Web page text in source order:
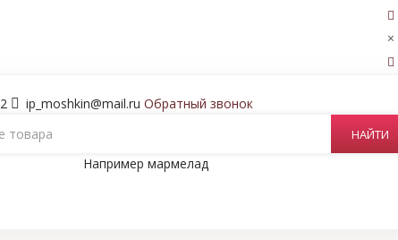
×
ip_moshkin@mail.ru Обратный звонок
Например мармелад